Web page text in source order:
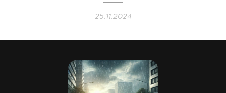
25.11.2024